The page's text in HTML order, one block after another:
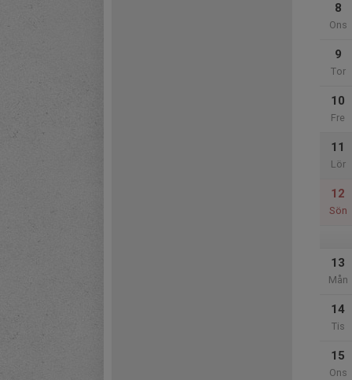
8
Ons
9
Tor
10
Fre
11
Lör
12
Sön
13
Mån
14
Tis
15
Ons